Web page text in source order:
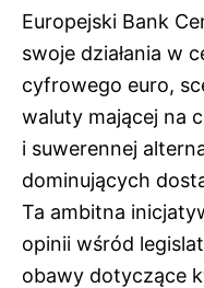
Europejski Bank
swoje działania w
cyfrowego euro,
waluty mającej na
i suwerennej
dominujących
Ta ambitna
opinii wśród
obawy dotyczące